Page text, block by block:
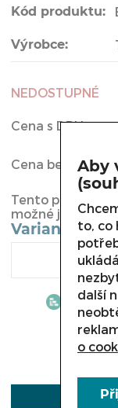
Kód produktu:
Výrobce:
NEDOSTUPNÉ
Cena s DPH:
Cena bez DPH:
Tento produkt
možné jej u nás
Varianta
Aby
to, co
další
o